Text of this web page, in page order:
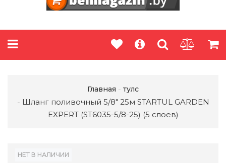
Главная тулс
Шланг поливочный 5/8" 25м STARTUL GARDEN
EXPERT (ST6035-5/8-25) (5 слоев)
НЕТ В НАЛИЧИИ